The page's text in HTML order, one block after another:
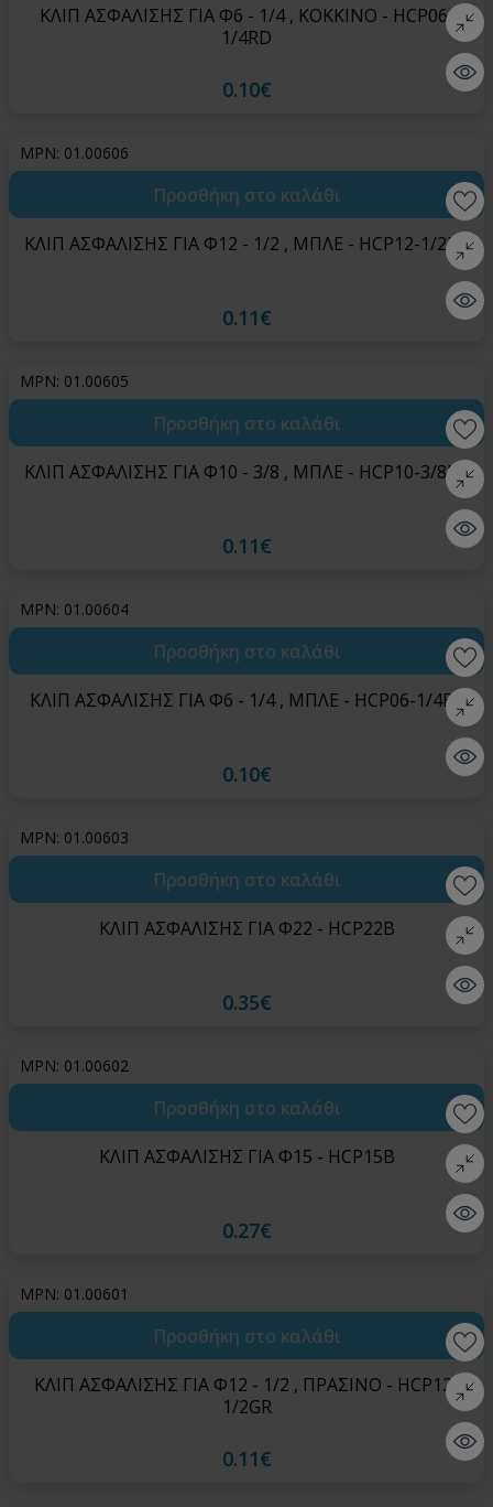
Quick
ΚΛΙΠ ΑΣΦΑΛΙΣΗΣ ΓΙΑ Φ6 - 1/4 , ΚΟΚΚΙΝΟ - HCP06-
1/4RD
0.10€
MPN: 01.00606
Quick
Προσθήκη στο καλάθι
ΚΛΙΠ ΑΣΦΑΛΙΣΗΣ ΓΙΑ Φ12 - 1/2 , ΜΠΛΕ - HCP12-1/2BL
0.11€
MPN: 01.00605
Quick
Προσθήκη στο καλάθι
ΚΛΙΠ ΑΣΦΑΛΙΣΗΣ ΓΙΑ Φ10 - 3/8 , ΜΠΛΕ - HCP10-3/8BL
0.11€
MPN: 01.00604
Quick
Προσθήκη στο καλάθι
ΚΛΙΠ ΑΣΦΑΛΙΣΗΣ ΓΙΑ Φ6 - 1/4 , ΜΠΛΕ - HCP06-1/4BL
0.10€
MPN: 01.00603
Quick
Προσθήκη στο καλάθι
ΚΛΙΠ ΑΣΦΑΛΙΣΗΣ ΓΙΑ Φ22 - HCP22B
0.35€
MPN: 01.00602
Quick
Προσθήκη στο καλάθι
ΚΛΙΠ ΑΣΦΑΛΙΣΗΣ ΓΙΑ Φ15 - HCP15B
0.27€
MPN: 01.00601
Quick
Προσθήκη στο καλάθι
ΚΛΙΠ ΑΣΦΑΛΙΣΗΣ ΓΙΑ Φ12 - 1/2 , ΠΡΑΣΙΝΟ - HCP12-
1/2GR
0.11€